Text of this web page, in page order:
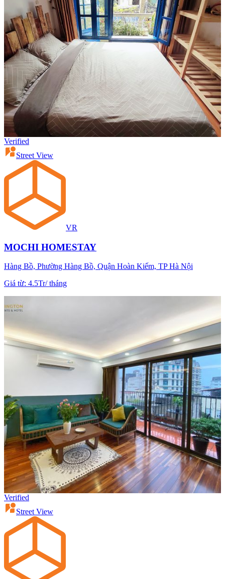
Verified
Street View
VR
MOCHI HOMESTAY
Hàng Bồ, Phường Hàng Bồ, Quận Hoàn Kiếm, TP Hà Nội
Giá từ: 4.5Tr/tháng
Verified
Street View